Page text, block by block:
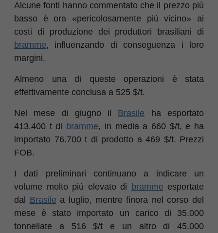
Alcune fonti hanno commentato che il prezzo più
basso è ora «pericolosamente più vicino» ai
costi di produzione dei produttori brasiliani di
bramme, influenzando di conseguenza i loro
margini.
Almeno una di queste operazioni è stata
effettivamente conclusa a 525 $/t.
Nel mese di giugno il Brasile ha esportato
413.400 t di bramme, in media a 660 $/t, e ha
importato 76.700 t di prodotto a 469 $/t. Prezzi
FOB.
I dati preliminari continuano a indicare un
volume molto più elevato di
bramme esportate
dal Brasile a luglio, mentre finora nel corso del
mese è stato importato un carico di 35.000
tonnellate a 516 $/t e un altro di 45.000